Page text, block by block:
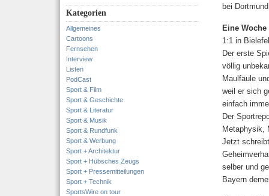
Kategorien
Allgemeines
Cartoons
Fernsehen
Interview
Listen
PodCast
Sport & Film
Sport & Geschichte
Sport & Literatur
Sport & Musik
Sport & Rundfunk
Sport & Werbung
Sport + Architektur
Sport + Hübsches Zeugs
Sport + Pressemitteilungen
Sport + Technik
SportsWire on tour
bei
Eine
1:1 in
Der erste
völlig
Maulfäule
weil er sich
einfach
Der
Metaphysik,
Jetzt
selber und
Bayern